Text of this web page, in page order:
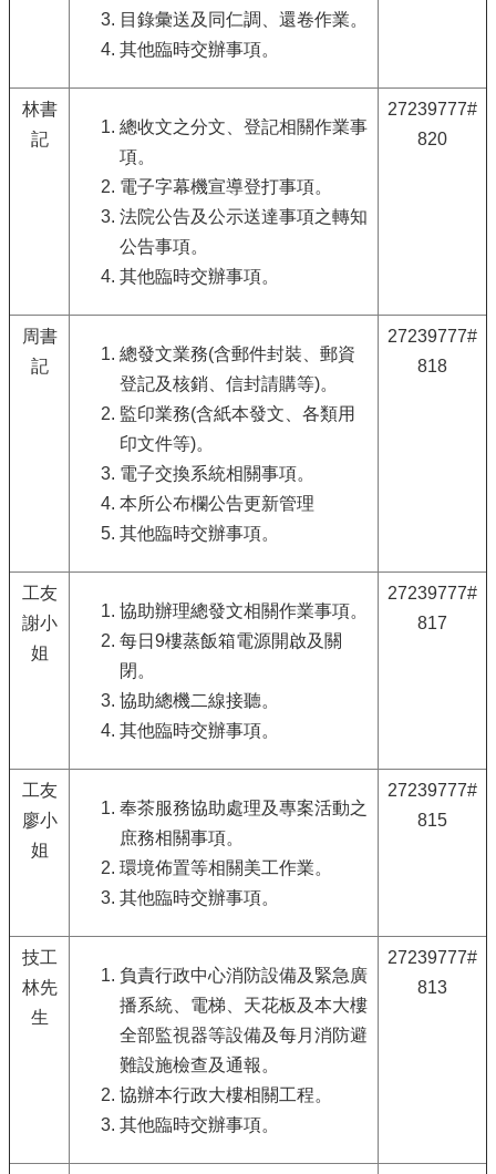
目錄彙送及同仁調、還卷作業。
其他臨時交辦事項。
林書
記
總收文之分文、登記相關作業事
項。
電子字幕機宣導登打事項。
法院公告及公示送達事項之轉知
公告事項。
其他臨時交辦事項。
27239777#
820
周書
記
總發文業務(含郵件封裝、郵資
登記及核銷、信封請購等)。
監印業務(含紙本發文、各類用
印文件等)。
電子交換系統相關事項。
本所公布欄公告更新管理
其他臨時交辦事項。
27239777#
818
工友
謝小
姐
協助辦理總發文相關作業事項。
每日9樓蒸飯箱電源開啟及關
閉。
協助總機二線接聽。
其他臨時交辦事項。
27239777#
817
工友
廖小
姐
奉茶服務協助處理及專案活動之
庶務相關事項。
環境佈置等相關美工作業。
其他臨時交辦事項。
27239777#
815
技工
林先
生
負責行政中心消防設備及緊急廣
播系統、電梯、天花板及本大樓
全部監視器等設備及每月消防避
難設施檢查及通報。
協辦本行政大樓相關工程。
其他臨時交辦事項。
27239777#
813